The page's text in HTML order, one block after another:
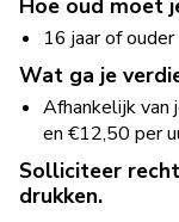
Hoe oud moet
16 jaar of ouder
Wat ga je
Afhankelijk van
en €12,50 per
Solliciteer
drukken.